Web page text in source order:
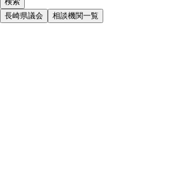
長崎県議会 相談機関一覧